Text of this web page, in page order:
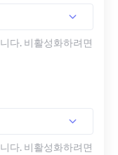
다. 비활성화하려면
다. 비활성화하려면